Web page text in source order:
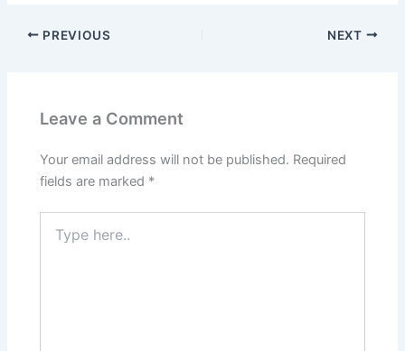
PREVIOUS NEXT
Leave a Comment
Your email address will not be published. Required
fields are marked *
here..